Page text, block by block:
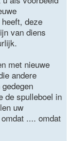
deze
van diens
met nieuwe
andere
de spulleboel in
uw
.... omdat